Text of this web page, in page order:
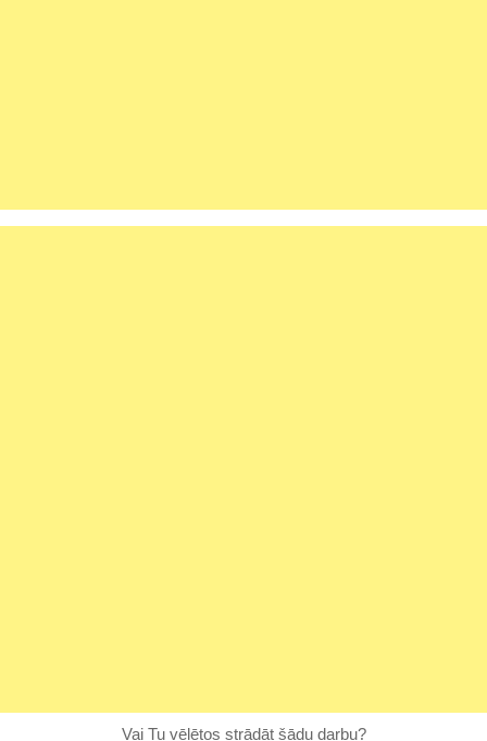
Vai Tu vēlētos strādāt šādu darbu?